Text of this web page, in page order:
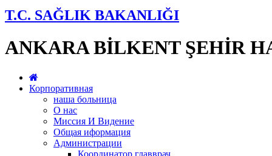
T.C. SAĞLIK BAKANLIĞI
ANKARA BİLKENT ŞEHİR
Корпоративная
наша больница
О нас
Миссия И Видение
Общая иформация
Администрации
Координатор главврач